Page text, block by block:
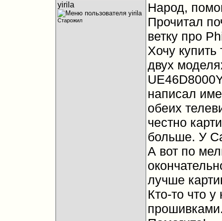
yirila
Старожил
Народ,
Прочитал
ветку про
Хочу
двух
написал
обеих
честно
больше. У
А вот по
лучше
Кто-то что